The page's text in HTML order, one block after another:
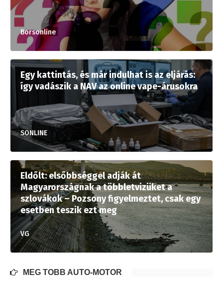
Borsonline
Egy kattintás, és már indulhat is az eljárás:
így vadászik a NAV az online vape-árusokra
SONLINE
Eldőlt: elsőbbséggel adják át
Magyarországnak a többletvizüket a
szlovákok – Pozsony figyelmeztet, csak egy
esetben teszik ezt meg
VG
MÉG TÖBB AUTÓ-MOTOR